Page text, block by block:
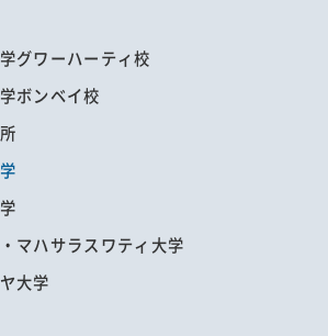
グワーハーティ校
ボンベイ校
マハサラスワティ大学
大学